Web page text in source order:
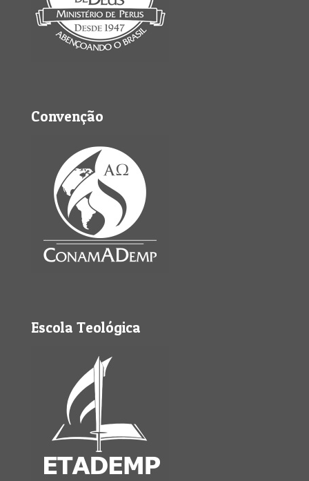
Convenção
Escola Teológica